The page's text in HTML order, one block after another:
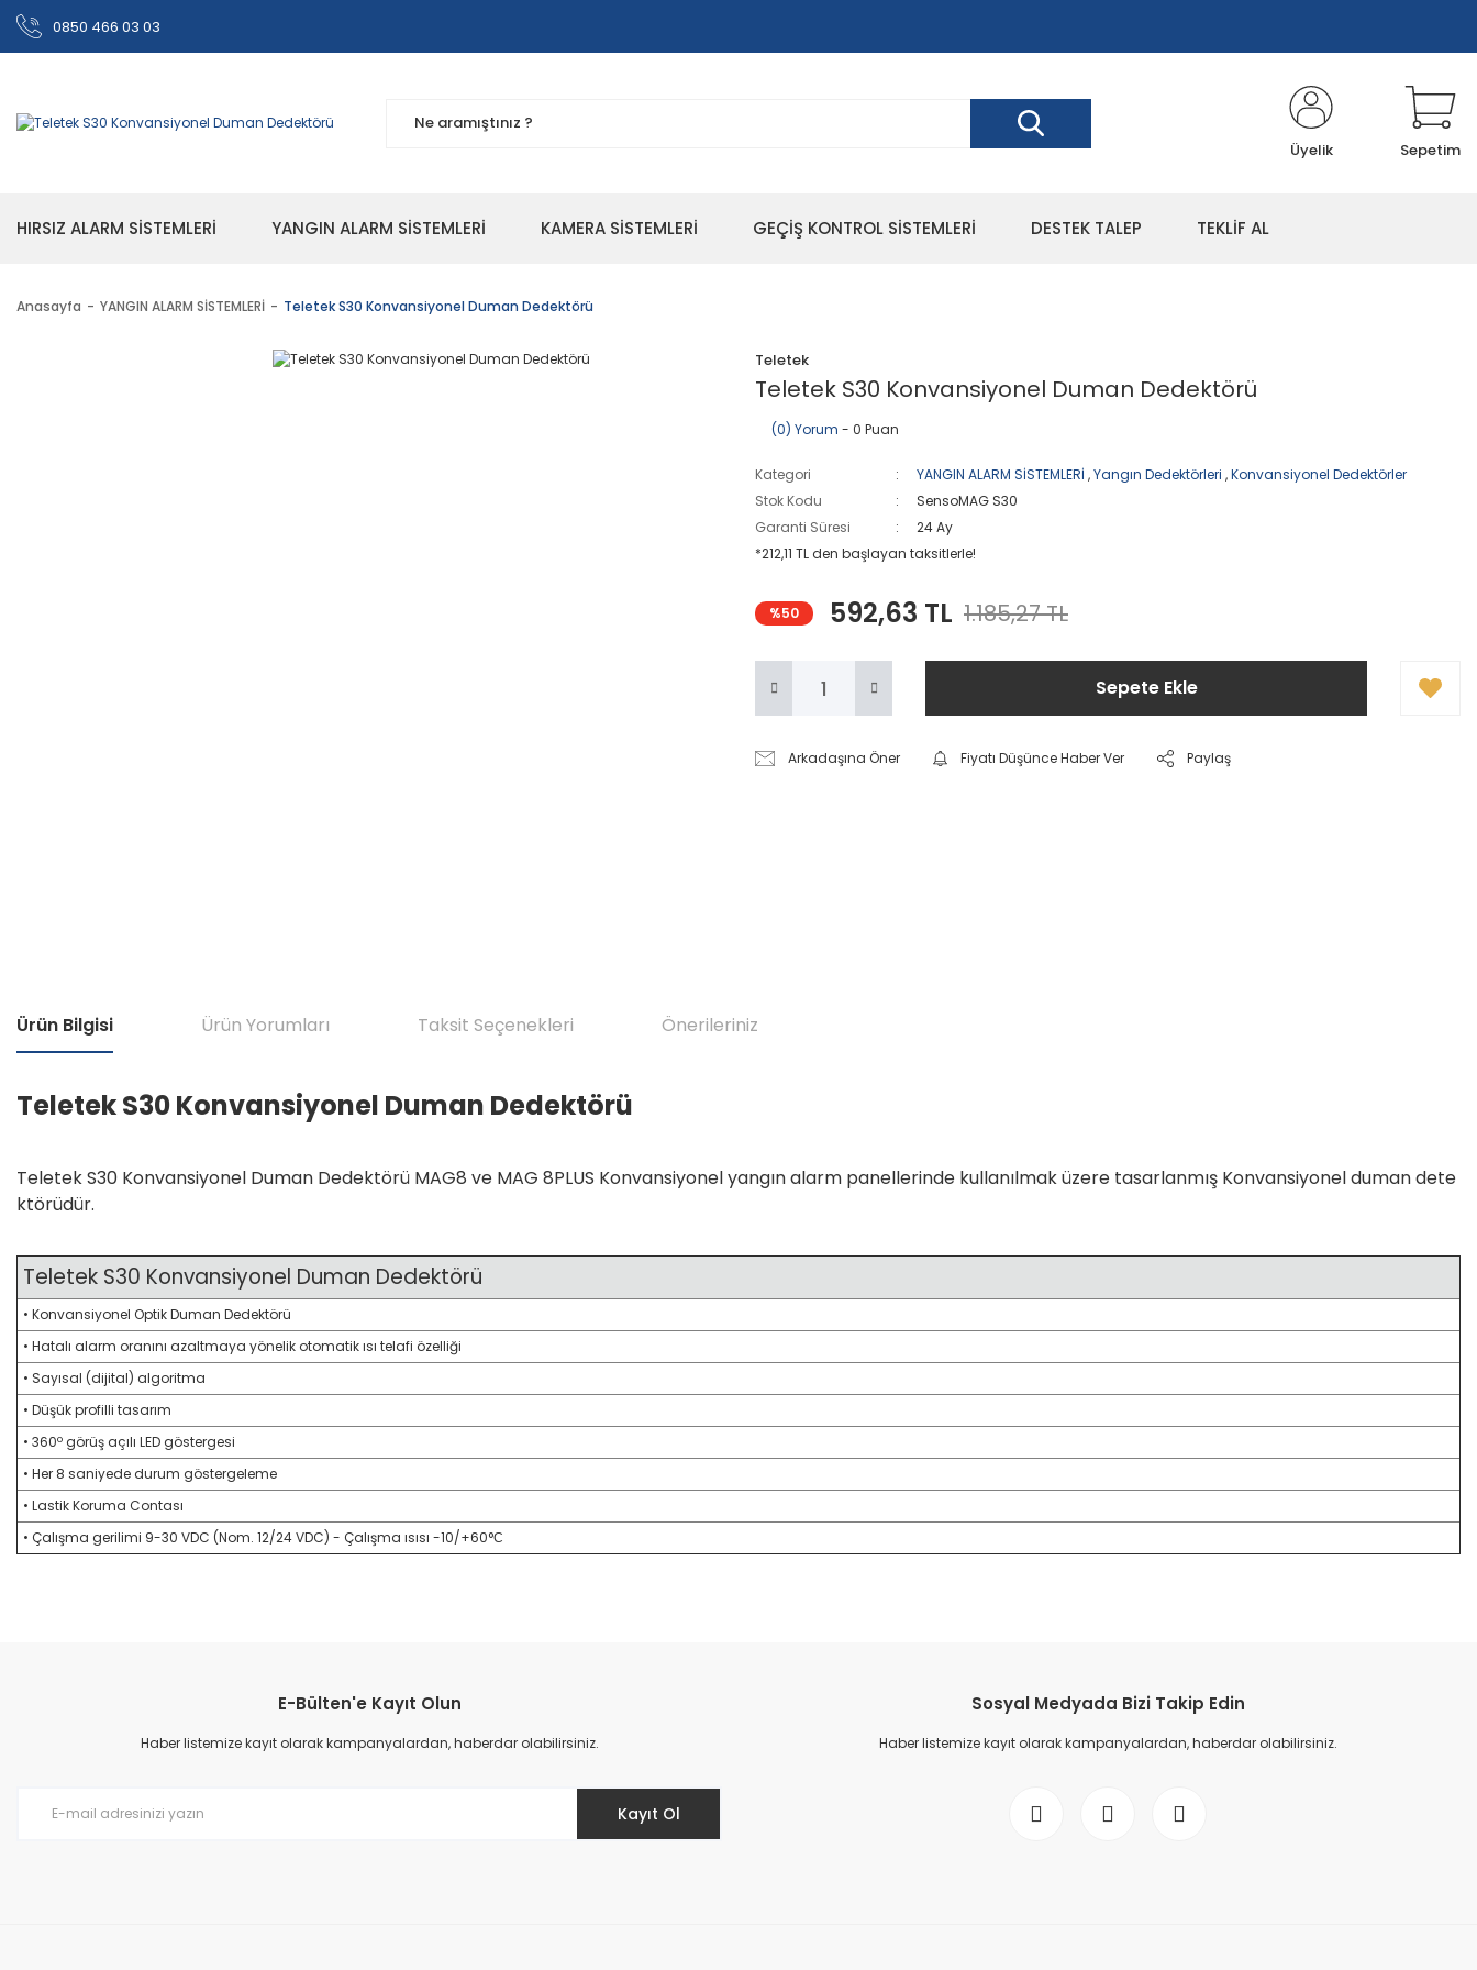
0850 466 03 03
Üyelik Sepetim
HIRSIZ ALARM SİSTEMLERİ YANGIN ALARM SİSTEMLERİ KAMERA SİSTEMLERİ GEÇİŞ KONTROL SİSTEMLERİ DESTEK TALEP TEKLİF AL
Anasayfa YANGIN ALARM SİSTEMLERİ Teletek S30 Konvansiyonel Duman Dedektörü
Teletek
Teletek S30 Konvansiyonel Duman Dedektörü
(0) Yorum - 0 Puan
Kategori YANGIN ALARM SİSTEMLERİ ,Yangın Dedektörleri ,Konvansiyonel Dedektörler
Stok Kodu
SensoMAG S30
Garanti Süresi
24 Ay
*212,11 TL den başlayan taksitlerle!
%50 592,63 TL 1.185,27 TL
Sepete Ekle
Arkadaşına Öner Fiyatı Düşünce Haber Ver Paylaş
Ürün Bilgisi Ürün Yorumları Taksit Seçenekleri Önerileriniz
Teletek S30 Konvansiyonel Duman Dedektörü
Teletek S30 Konvansiyonel Duman Dedektörü MAG8 ve MAG 8PLUS Konvansiyonel yangın alarm panellerinde kullanılmak üzere tasarlanmış Konvansiyonel duman dete
ktörüdür.
Teletek S30 Konvansiyonel Duman Dedektörü
• Konvansiyonel Optik Duman Dedektörü
• Hatalı alarm oranını azaltmaya yönelik otomatik ısı telafi özelliği
• Sayısal (dijital) algoritma
• Düşük profilli tasarım
• 360º görüş açılı LED göstergesi
• Her 8 saniyede durum göstergeleme
• Lastik Koruma Contası
• Çalışma gerilimi 9-30 VDC (Nom. 12/24 VDC) - Çalışma ısısı -10/+60°С
Ürün resmi kalitesiz, bozuk veya görüntülenemiyor.
Ürün açıklamasında eksik bilgiler bulunuyor.
E-Bülten'e Kayıt Olun
Haber listemize kayıt olarak kampanyalardan, haberdar olabilirsiniz.
Kayıt Ol
Sosyal Medyada Bizi Takip Edin
Haber listemize kayıt olarak kampanyalardan, haberdar olabilirsiniz.